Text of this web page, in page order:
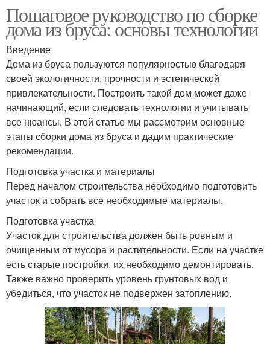
Пошаговое руководство по сборке
дома из бруса: основы технологии
Введение
Дома из бруса пользуются популярностью благодаря
своей экологичности, прочности и эстетической
привлекательности. Построить такой дом может даже
начинающий, если следовать технологии и учитывать
все нюансы. В этой статье мы рассмотрим основные
этапы сборки дома из бруса и дадим практические
рекомендации.
Подготовка участка и материалы
Перед началом строительства необходимо подготовить
участок и собрать все необходимые материалы.
Подготовка участка
Участок для строительства должен быть ровным и
очищенным от мусора и растительности. Если на участке
есть старые постройки, их необходимо демонтировать.
Также важно проверить уровень грунтовых вод и
убедиться, что участок не подвержен затоплению.